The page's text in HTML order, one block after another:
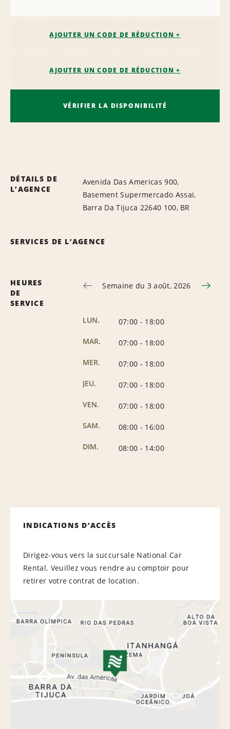
AJOUTER UN CODE DE RÉDUCTION +
AJOUTER UN CODE DE RÉDUCTION +
VÉRIFIER LA DISPONIBILITÉ
DÉTAILS DE
L’AGENCE
Avenida Das Americas 900,
Basement Supermercado Assai,
Barra Da Tijuca 22640 100, BR
SERVICES DE L’AGENCE
HEURES
DE
SERVICE
Semaine du 3 août, 2026
LUN. 07:00 - 18:00
MAR.
07:00 - 18:00
MER.
07:00 - 18:00
JEU.
07:00 - 18:00
VEN.
07:00 - 18:00
SAM.
08:00 - 16:00
DIM.
08:00 - 14:00
INDICATIONS D’ACCÈS
Dirigez-vous vers la succursale National Car
Rental. Veuillez vous rendre au comptoir pour
retirer votre contrat de location.